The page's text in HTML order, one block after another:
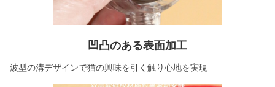
凹凸のある表面加工
波型の溝デザインで猫の興味を引く触り心地を実現